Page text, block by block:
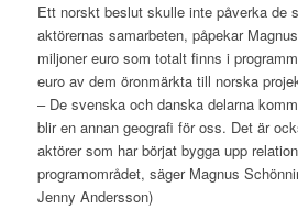
Ett norskt beslut skulle inte påverka de
aktörernas samarbeten, påpekar
miljoner euro som totalt finns i
euro av dem öronmärkta till norska
– De svenska och danska delarna
blir en annan geografi för oss. Det är
aktörer som har börjat bygga upp
programområdet, säger Magnus
Jenny Andersson)